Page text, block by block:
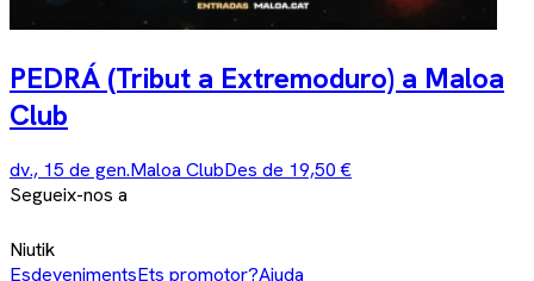
PEDRÁ (Tribut a Extremoduro) a Maloa
Club
dv., 15 de gen.Maloa ClubDes de 19,50 €
Segueix-nos a
Niutik
EsdevenimentsEts promotor?Ajuda